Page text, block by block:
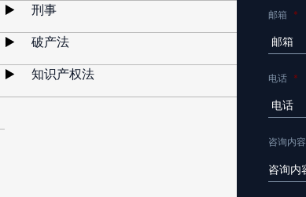
刑事
破产法
知识产权法
邮箱 *
电话 *
咨询内容
咨询内